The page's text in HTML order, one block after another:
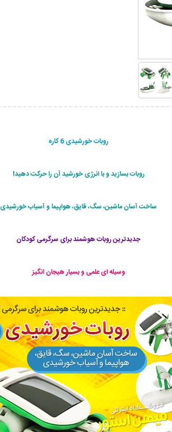
روبات خورشیدی 6 کاره
روبات بسازید و با انرژی خورشید آن را حرکت دهید!
ساخت آسان ماشین، سگ، قایق، هواپیما و آسیاب خورشیدی
جدیدترین روبات هوشمند برای سرگرمی کودکان
وسیله ای علمی و بسیار هیجان انگیز